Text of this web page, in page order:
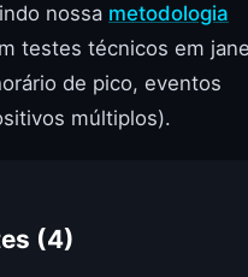
nossa metodologia
testes técnicos em
de pico, eventos
múltiplos).
(4)